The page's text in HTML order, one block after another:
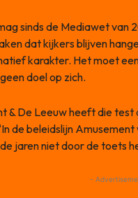
sinds de Mediawet van
dat kijkers blijven
karakter. Het moet
doel op zich.
& De Leeuw heeft die
de beleidslijn
jaren niet door de toets
-